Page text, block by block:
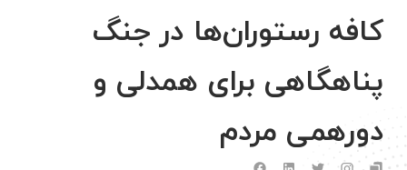
کافه‌ رستوران‌ها در جنگ
پناهگاهی برای همدلی و
دورهمی مردم